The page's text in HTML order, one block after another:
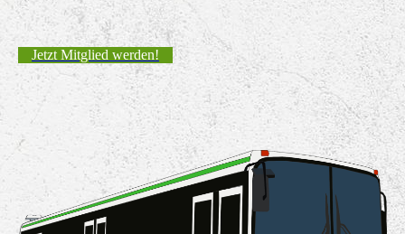
Jetzt Mitglied werden!